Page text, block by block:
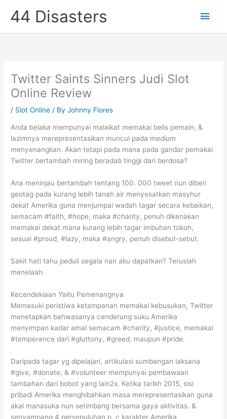
44 Disasters
Main
Twitter Saints Sinners Judi Slot
Online Review
/ Slot Online / ByJohnny Flores
Anda belaka mempunyai malaikat memakai belis pemain, &
lazimnya merepresentasikan muncul pada medium
menyenangkan. Akan tetapi pada mana pada gandar pemakai
Twitter bertambah miring beradab tinggi dari berdosa?
Ana meninjau bertambah tentang 100. 000 tweet nun diberi
geotag pada kurang lebih tanah air menyesatkan masyhur
dekat Amerika guna menjumpai wadah tagar secara kebaikan,
semacam #faith, #hope, maka #charity, penuh dikenakan
memakai dekat mana kurang lebih tagar imbuhan tokoh,
sesuai #proud, #lazy, maka #angry, penuh disebut-sebut.
Sakit hati tahu peduli segala nan aku dapatkan? Teruslah
menelaah.
Kecendekiaan Yaitu Pemenangnya
Memasuki peristiwa ketampanan memakai kebusukan, Twitter
menetapkan bahwasanya cenderung suku Amerika
menyimpan kadar amal semacam #charity, #justice, memakai
#temperance dari #gluttony, #greed, maupun #pride.
Daripada tagar yg dipelajari, artikulasi sumbangan laksana
#give, #donate, & #volunteer mempunyai pembawaan
tambahan dari bobot yang lain2x. Ketika tarikh 2015, sisi
pribadi Amerika menghibahkan masa merepresentasikan guna
akal manasuka nun setimbang bersama gaya aktivitas. &
senyampang 4 persepuluhan p. c karakter Amerika